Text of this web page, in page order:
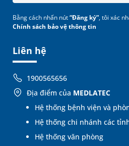
Liên hệ
1900565656
Địa điểm của MEDLATEC
Hệ thống bệnh viện và
Hệ thống chi nhánh các
Hệ thống văn phòng
Bằng cách nhấn nút“Đăng ký”, tôi xác
Chính sách bảo vệ thông tin